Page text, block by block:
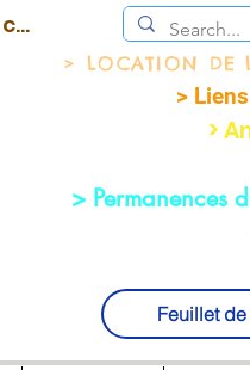
> LOCATION DE
>
>
> Permanences
Feuillet